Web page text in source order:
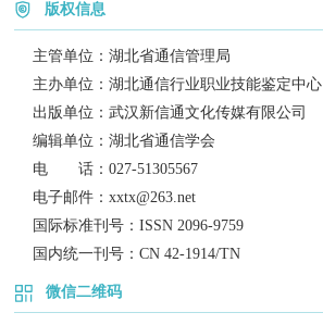
版权信息
主管单位：湖北省通信管理局
主办单位：湖北通信行业职业技能鉴定中心
出版单位：武汉新信通文化传媒有限公司
编辑单位：湖北省通信学会
电 话：027-51305567
电子邮件：xxtx@263.net
国际标准刊号：ISSN 2096-9759
国内统一刊号：CN 42-1914/TN
微信二维码